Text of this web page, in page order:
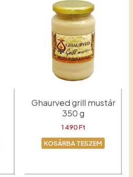
Ghaurved grill mustár
350 g
1 490Ft
KOSÁRBA TESZEM